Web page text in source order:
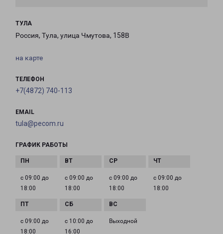
ТУЛА
Россия, Тула, улица Чмутова, 158В
на карте
ТЕЛЕФОН
+7(4872) 740-113
EMAIL
tula@pecom.ru
ГРАФИК РАБОТЫ
с 09:00 до
18:00
с 09:00 до
18:00
с 09:00 до
18:00
с 09:00 до
18:00
с 09:00 до
18:00
с 10:00 до
16:00
Выходной